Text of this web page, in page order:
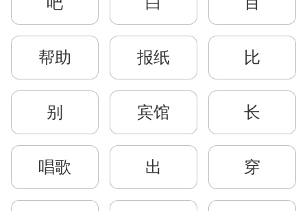
帮助 报纸 比
别 宾馆 长
唱歌 出 穿